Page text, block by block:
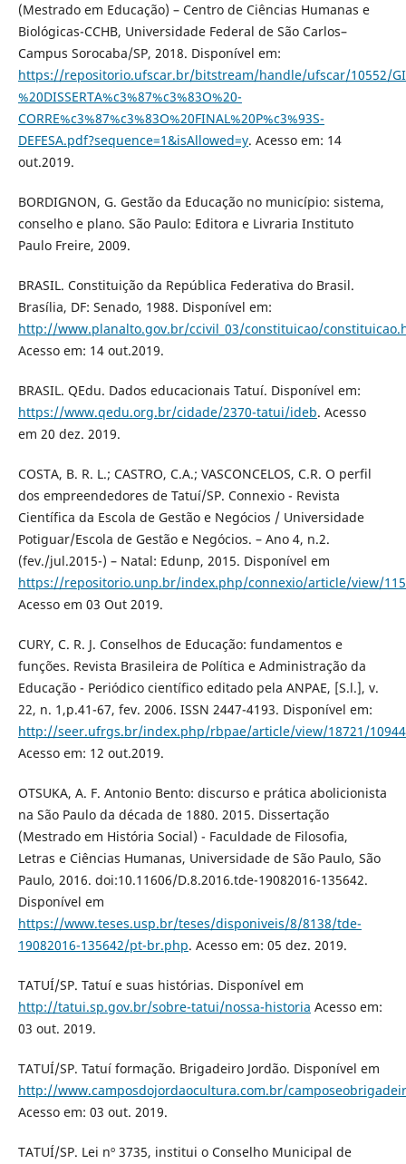
(Mestrado em Educação) – Centro de Ciências Humanas e
Biológicas-CCHB, Universidade Federal de São Carlos–
Campus Sorocaba/SP, 2018. Disponível em:
https://repositorio.ufscar.br/bitstream/handle/ufscar/10552/
%20DISSERTA%c3%87%c3%83O%20-
CORRE%c3%87%c3%83O%20FINAL%20P%c3%93S-
DEFESA.pdf?sequence=1&isAllowed=y. Acesso em: 14
out.2019.
BORDIGNON, G. Gestão da Educação no município: sistema,
conselho e plano. São Paulo: Editora e Livraria Instituto
Paulo Freire, 2009.
BRASIL. Constituição da República Federativa do Brasil.
Brasília, DF: Senado, 1988. Disponível em:
http://www.planalto.gov.br/ccivil_03/constituicao/
Acesso em: 14 out.2019.
BRASIL. QEdu. Dados educacionais Tatuí. Disponível em:
https://www.qedu.org.br/cidade/2370-tatui/ideb. Acesso
em 20 dez. 2019.
COSTA, B. R. L.; CASTRO, C.A.; VASCONCELOS, C.R. O perfil
dos empreendedores de Tatuí/SP. Connexio - Revista
Científica da Escola de Gestão e Negócios / Universidade
Potiguar/Escola de Gestão e Negócios. – Ano 4, n.2.
(fev./jul.2015-) – Natal: Edunp, 2015. Disponível em
https://repositorio.unp.br/index.php/connexio/article/view/
Acesso em 03 Out 2019.
CURY, C. R. J. Conselhos de Educação: fundamentos e
funções. Revista Brasileira de Política e Administração da
Educação - Periódico científico editado pela ANPAE, [S.l.], v.
22, n. 1,p.41-67, fev. 2006. ISSN 2447-4193. Disponível em:
http://seer.ufrgs.br/index.php/rbpae/article/view/18721/10944
Acesso em: 12 out.2019.
OTSUKA, A. F. Antonio Bento: discurso e prática abolicionista
na São Paulo da década de 1880. 2015. Dissertação
(Mestrado em História Social) - Faculdade de Filosofia,
Letras e Ciências Humanas, Universidade de São Paulo, São
Paulo, 2016. doi:10.11606/D.8.2016.tde-19082016-135642.
Disponível em
https://www.teses.usp.br/teses/disponiveis/8/8138/tde-
19082016-135642/pt-br.php. Acesso em: 05 dez. 2019.
TATUÍ/SP. Tatuí e suas histórias. Disponível em
http://tatui.sp.gov.br/sobre-tatui/nossa-historia Acesso em:
03 out. 2019.
TATUÍ/SP. Tatuí formação. Brigadeiro Jordão. Disponível em
http://www.camposdojordaocultura.com.br/
Acesso em: 03 out. 2019.
TATUÍ/SP. Lei nº 3735, institui o Conselho Municipal de